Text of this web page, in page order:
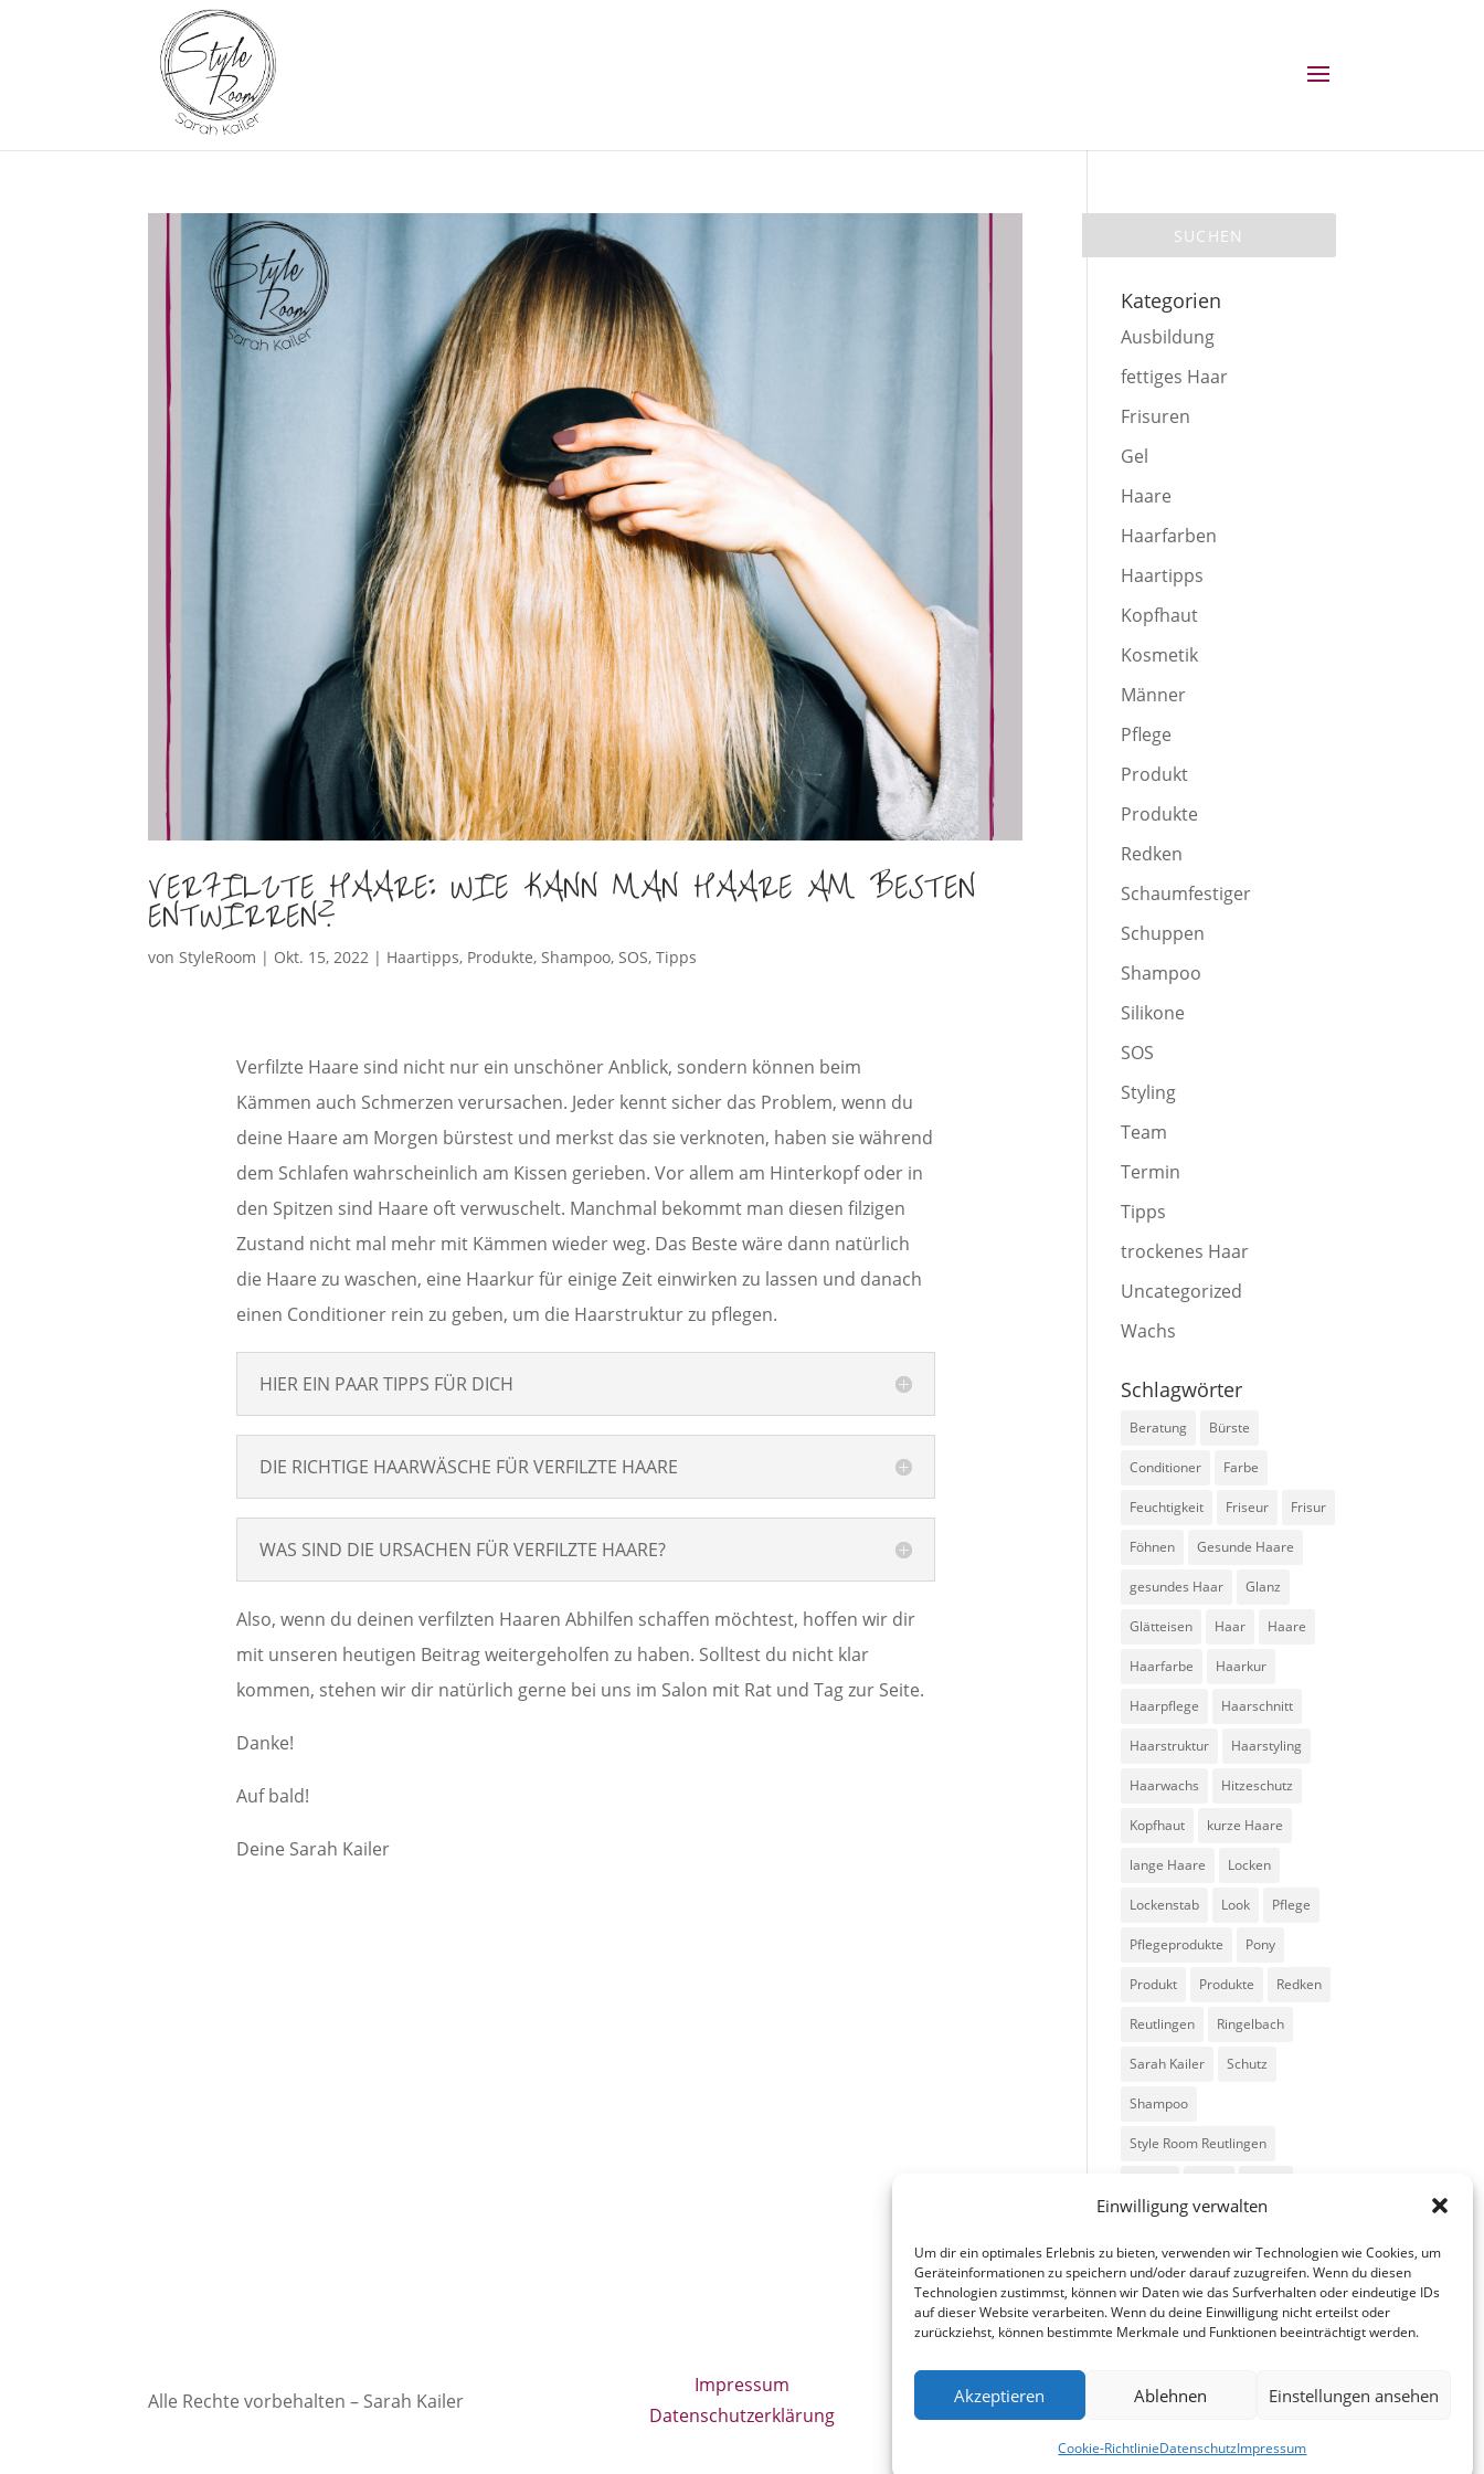
Einwilligung verwalten
Um dir ein optimales Erlebnis zu bieten, verwenden wir Technologien wie Cookies, um
Geräteinformationen zu speichern und/oder darauf zuzugreifen. Wenn du diesen
Technologien zustimmst, können wir Daten wie das Surfverhalten oder eindeutige IDs
auf dieser Website verarbeiten. Wenn du deine Einwilligung nicht erteilst oder
zurückziehst, können bestimmte Merkmale und Funktionen beeinträchtigt werden.
Akzeptieren Ablehnen Einstellungen ansehen
Cookie-RichtlinieDatenschutzImpressum
VERFILZTE HAARE: WIE KANN MAN HAARE AM BESTEN
ENTWIRREN?
vonStyleRoom | Okt. 15, 2022 | Haartipps, Produkte,Shampoo,SOS,Tipps
Verfilzte Haare sind nicht nur ein unschöner Anblick, sondern können beim
Kämmen auch Schmerzen verursachen. Jeder kennt sicher das Problem, wenn du
deine Haare am Morgen bürstest und merkst das sie verknoten, haben sie während
dem Schlafen wahrscheinlich am Kissen gerieben. Vor allem am Hinterkopf oder in
den Spitzen sind Haare oft verwuschelt. Manchmal bekommt man diesen filzigen
Zustand nicht mal mehr mit Kämmen wieder weg. Das Beste wäre dann natürlich
die Haare zu waschen, eine Haarkur für einige Zeit einwirken zu lassen und danach
einen Conditioner rein zu geben, um die Haarstruktur zu pflegen.
HIER EIN PAAR TIPPS FÜR DICH
DIE RICHTIGE HAARWÄSCHE FÜR VERFILZTE HAARE
WAS SIND DIE URSACHEN FÜR VERFILZTE HAARE?
Also, wenn du deinen verfilzten Haaren Abhilfen schaffen möchtest, hoffen wir dir
mit unseren heutigen Beitrag weitergeholfen zu haben. Solltest du nicht klar
kommen, stehen wir dir natürlich gerne bei uns im Salon mit Rat und Tag zur Seite.
Danke!
Auf bald!
Deine Sarah Kailer
Kategorien
Ausbildung
fettiges Haar
Frisuren
Gel
Haare
Haarfarben
Haartipps
Kopfhaut
Kosmetik
Männer
Pflege
Produkt
Produkte
Redken
Schaumfestiger
Schuppen
Shampoo
Silikone
SOS
Styling
Team
Termin
Tipps
trockenes Haar
Uncategorized
Wachs
Schlagwörter
Beratung Bürste
Conditioner Farbe
Feuchtigkeit Friseur Frisur
Föhnen Gesunde Haare
gesundes Haar Glanz
Glätteisen Haar Haare
Haarfarbe Haarkur
Haarpflege Haarschnitt
Haarstruktur Haarstyling
Haarwachs Hitzeschutz
Kopfhaut kurze Haare
lange Haare Locken
Lockenstab Look Pflege
Pflegeprodukte Pony
Produkt Produkte Redken
Reutlingen Ringelbach
Sarah Kailer Schutz
Shampoo
Style Room Reutlingen
Trends
Alle Rechte vorbehalten – Sarah Kailer
Impressum
Datenschutzerklärung
fain g